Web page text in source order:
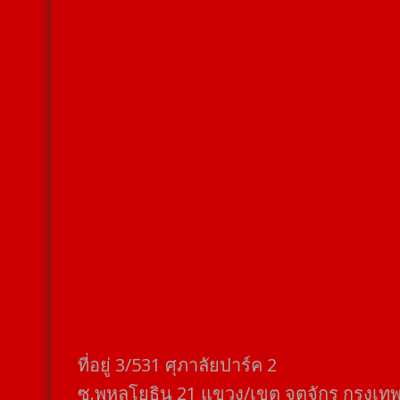
ที่อยู่​ 3/531​ ศุภาลัยปาร์ค​ 2
ซ.พหลโยธิน​ 21​ แขวง/เขต​ จตุจักร​ กรุงเท